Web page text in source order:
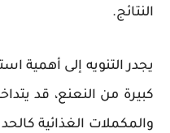
النتائج.
يجدر التنويه إلى
كبيرة من النعنع، قد
والمكملات الغذائية